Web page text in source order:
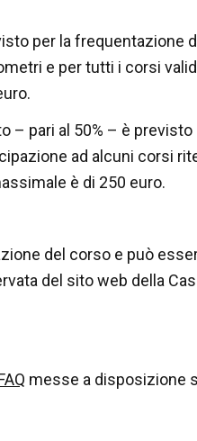
per la frequentazione
e per tutti i corsi
– pari al 50% – è
ad alcuni corsi
è di 250 euro.
del corso e può
del sito web della
messe a disposizione